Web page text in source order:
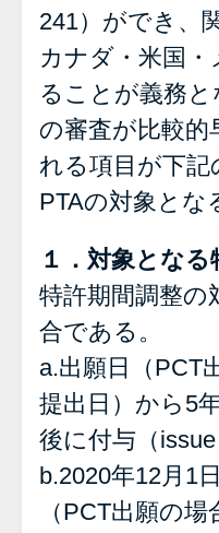
241）ができ、
カナダ・米国
ることが義務
の審査が比較的
れる項目が下
PTAの対象とな
１．対象となる
特許期間調整の
合である。
a.出願日（PCT
提出日）から5
後に付与（issue
b.2020年12月1
（PCT出願の